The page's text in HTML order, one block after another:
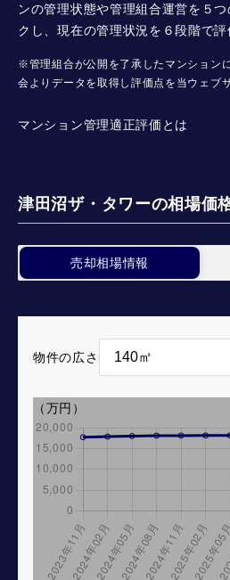
ンの管理状態や管理組合運営を５
クし、現在の管理状況を６段階で評
※管理組合が公開を了承したマンション
会よりデータを取得し評価点を当ウェブ
マンション管理適正評価とは
津田沼ザ・タワーの相場価
売却相場情報
物件の広さ
（万円）